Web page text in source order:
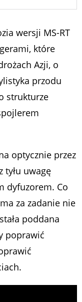
wersji MS-RT
które
Azji, o
przodu
strukturze
optycznie przez
uwagę
dyfuzorem. Co
za zadanie nie
poddana
poprawić